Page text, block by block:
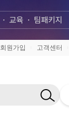
회원가입 고객센터